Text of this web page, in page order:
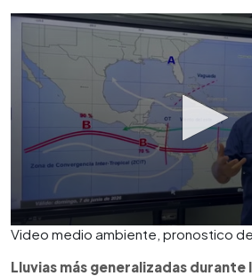
Video medio ambiente, pronostico
Lluvias más generalizadas durante